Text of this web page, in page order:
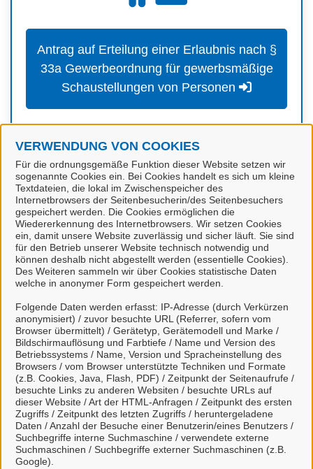
VERWENDUNG VON COOKIES
Für die ordnungsgemäße Funktion dieser Website setzen wir
sogenannte Cookies ein. Bei Cookies handelt es sich um kleine
Textdateien, die lokal im Zwischenspeicher des
Internetbrowsers der Seitenbesucherin/des Seitenbesuchers
gespeichert werden. Die Cookies ermöglichen die
Wiedererkennung des Internetbrowsers. Wir setzen Cookies
ein, damit unsere Website zuverlässig und sicher läuft. Sie sind
für den Betrieb unserer Website technisch notwendig und
können deshalb nicht abgestellt werden (essentielle Cookies).
Des Weiteren sammeln wir über Cookies statistische Daten
welche in anonymer Form gespeichert werden.
Folgende Daten werden erfasst: IP-Adresse (durch Verkürzen
anonymisiert) / zuvor besuchte URL (Referrer, sofern vom
Browser übermittelt) / Gerätetyp, Gerätemodell und Marke /
Bildschirmauflösung und Farbtiefe / Name und Version des
Betriebssystems / Name, Version und Spracheinstellung des
Browsers / vom Browser unterstützte Techniken und Formate
(z.B. Cookies, Java, Flash, PDF) / Zeitpunkt der Seitenaufrufe /
besuchte Links zu anderen Websiten / besuchte URLs auf
dieser Website / Art der HTML-Anfragen / Zeitpunkt des ersten
Zugriffs / Zeitpunkt des letzten Zugriffs / heruntergeladene
Daten / Anzahl der Besuche einer Benutzerin/eines Benutzers /
Suchbegriffe interne Suchmaschine / verwendete externe
Suchmaschinen / Suchbegriffe externer Suchmaschinen (z.B.
Google).
Antrag auf Erteilung einer Erlaubnis nach §
33a Gewerbeordnung für gewerbsmäßige
Schaustellungen von Personen
Für mit
markierte Onlinedienste müssen Sie sich
in unserem Portal anmelden. Falls Sie noch keinen
Login besitzen, können Sie sich schnell und einfach
hier registrieren.
Kontakt
Allgemeine Ordnung
Kontaktpersonen
Sachbearbeiter/-in
Frau Handke
Sachbearbeiter/-in